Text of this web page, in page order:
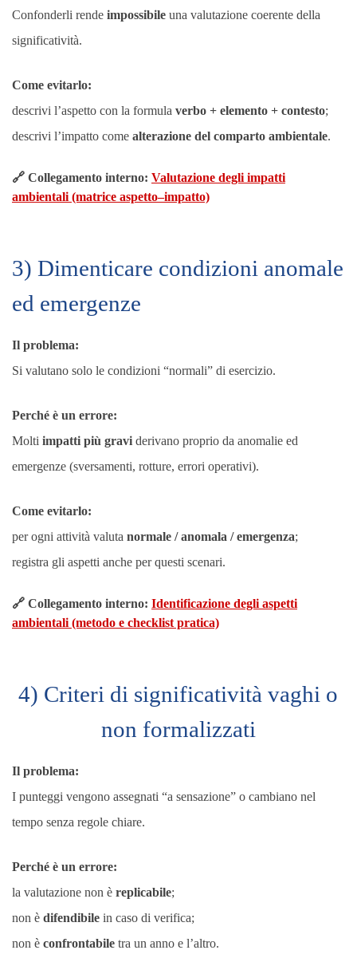
Confonderli rende impossibile una valutazione coerente della
significatività.
Come evitarlo:
descrivi l’aspetto con la formula verbo + elemento + contesto;
descrivi l’impatto come alterazione del comparto ambientale.
🔗 Collegamento interno: Valutazione degli impatti
ambientali (matrice aspetto–impatto)
3) Dimenticare condizioni anomale
ed emergenze
Il problema:
Si valutano solo le condizioni “normali” di esercizio.
Perché è un errore:
Molti impatti più gravi derivano proprio da anomalie ed
emergenze (sversamenti, rotture, errori operativi).
Come evitarlo:
per ogni attività valuta normale / anomala / emergenza;
registra gli aspetti anche per questi scenari.
🔗 Collegamento interno: Identificazione degli aspetti
ambientali (metodo e checklist pratica)
4) Criteri di significatività vaghi o
non formalizzati
Il problema:
I punteggi vengono assegnati “a sensazione” o cambiano nel
tempo senza regole chiare.
Perché è un errore:
la valutazione non è replicabile;
non è difendibile in caso di verifica;
non è confrontabile tra un anno e l’altro.